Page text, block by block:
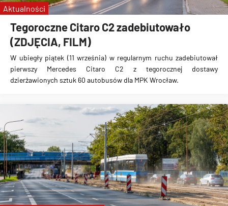
Tegoroczne Citaro C2 zadebiutowało
(ZDJĘCIA, FILM)
W ubiegły piątek (11 września) w regularnym ruchu zadebiutował
pierwszy Mercedes Citaro C2 z tegorocznej dostawy
dzierżawionych sztuk 60 autobusów dla MPK Wrocław.
Aktualności